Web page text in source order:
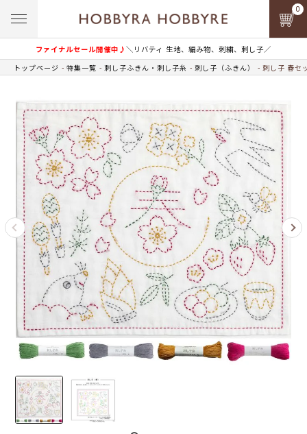
ファイナルセール開催中♪＼リバティ 生地、編み物、刺繍、刺し子／
0
トップページ 特集一覧 刺し子ふきん・刺し子糸 刺し子（ふきん） 刺し子 春セ